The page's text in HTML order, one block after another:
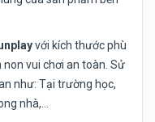
với kích thước phù
vui chơi an toàn. Sử
như: Tại trường học,
nhà,…